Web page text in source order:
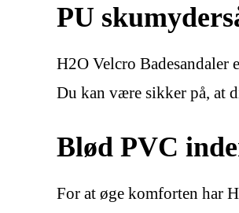
PU
H2O Velcro Badesandaler
Du kan være sikker på, at
Blød PVC
For at øge komforten har